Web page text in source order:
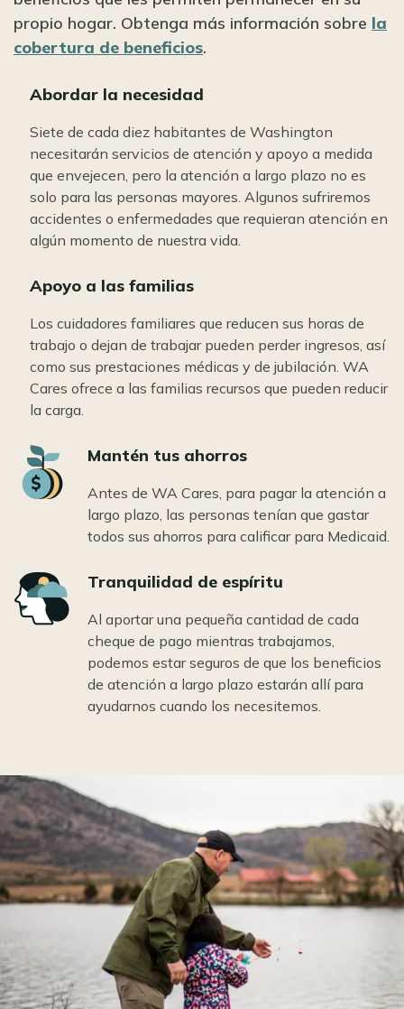
propio hogar. Obtenga más información sobre la
cobertura de beneficios.
Abordar la necesidad
Siete de cada diez habitantes de Washington
necesitarán servicios de atención y apoyo a medida
que envejecen, pero la atención a largo plazo no es
solo para las personas mayores. Algunos sufriremos
accidentes o enfermedades que requieran atención en
algún momento de nuestra vida.
Apoyo a las familias
Los cuidadores familiares que reducen sus horas de
trabajo o dejan de trabajar pueden perder ingresos, así
como sus prestaciones médicas y de jubilación. WA
Cares ofrece a las familias recursos que pueden reducir
la carga.
Icon Mantén tus ahorros
Antes de WA Cares, para pagar la atención a
largo plazo, las personas tenían que gastar
todos sus ahorros para calificar para Medicaid.
Icon Tranquilidad de espíritu
Al aportar una pequeña cantidad de cada
cheque de pago mientras trabajamos,
podemos estar seguros de que los beneficios
de atención a largo plazo estarán allí para
ayudarnos cuando los necesitemos.
Image